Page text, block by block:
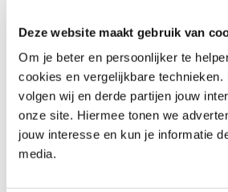
Deze website maakt gebruik van
Om je beter en persoonlijker te
cookies en vergelijkbare technieken.
volgen wij en derde partijen jouw
onze site. Hiermee tonen we
jouw interesse en kun je informatie
media.
Phone number
United
States
+1
Company name